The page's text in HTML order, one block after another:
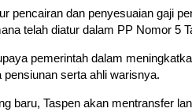
pencairan dan penyesuaian gaji
telah diatur dalam PP Nomor 5
pemerintah dalam
pensiunan serta ahli warisnya.
baru, Taspen akan mentransfer